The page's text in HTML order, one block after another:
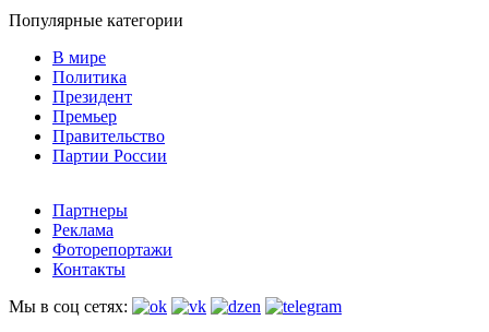
Популярные категории
В мире
Политика
Президент
Премьер
Правительство
Партии России
Партнеры
Реклама
Фоторепортажи
Контакты
Мы в соц сетях: